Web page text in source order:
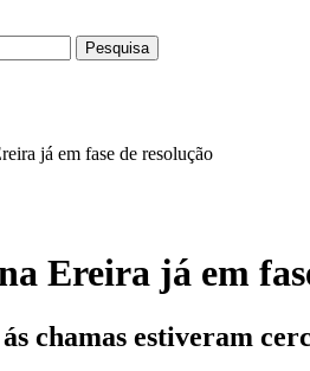
já em fase de resolução
Ereira já em
chamas estiveram